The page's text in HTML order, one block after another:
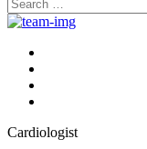
for:
Cardiologist